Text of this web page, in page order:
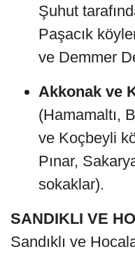
Şuhut
Paşacık
ve Demmer
Akkonak ve
(Hamamaltı,
ve Koçbeyli
Pınar,
sokaklar).
SANDIKLI VE
Sandıklı ve